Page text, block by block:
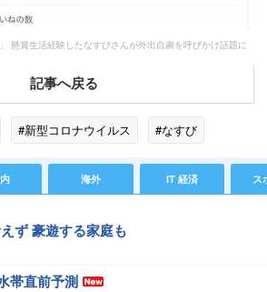
懸賞生活経験したなすびさんが外出自粛を呼びかけ話題に
記事へ戻る
#新型コロナウイルス #なすび
海外 IT 経済 ス
ず 豪遊する家庭も
帯直前予測